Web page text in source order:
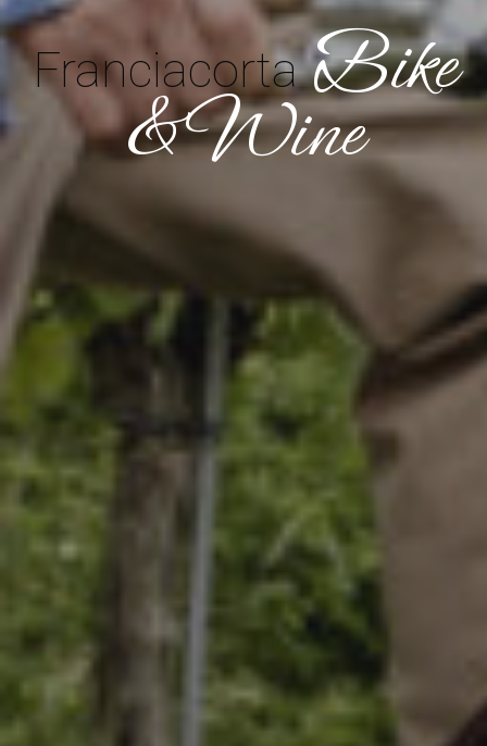
FranciacortaBike
& Wine